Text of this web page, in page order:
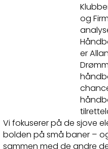
og
er
Vi fokuserer på de sjove
bolden på små baner –
sammen med de andre